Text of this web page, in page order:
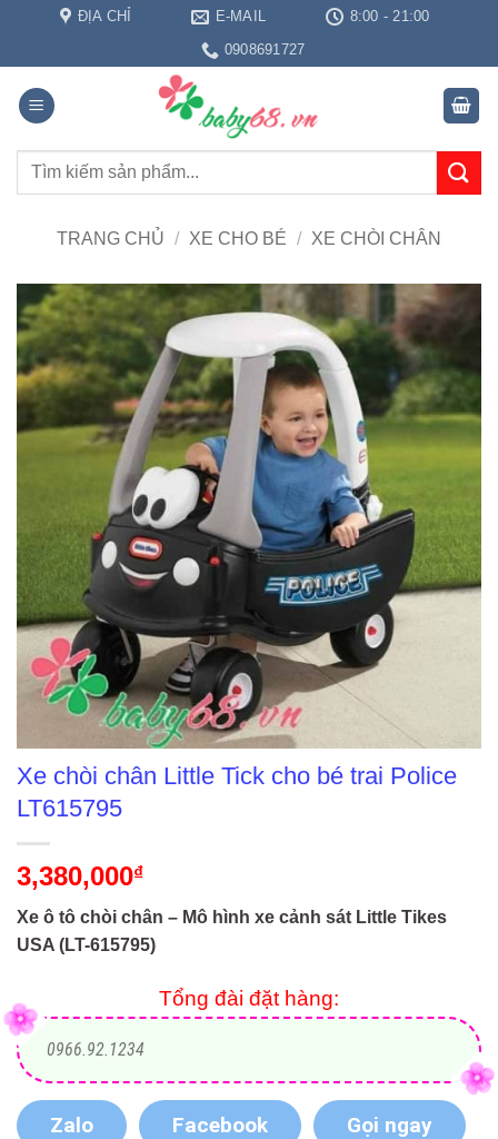
nội
dung
ĐỊA CHỈ E-MAIL
8:00 - 21:00
0908691727
Tìm
TRANG CHỦ / XE CHO BÉ / XE CHÒI CHÂN
Xe chòi chân Little Tick cho bé trai Police
LT615795
3,380,000₫
Xe ô tô chòi chân – Mô hình xe cảnh sát Little Tikes
USA (LT-615795)
Tổng đài đặt hàng:
0966.92.1234
Zalo Facebook Gọi ngay